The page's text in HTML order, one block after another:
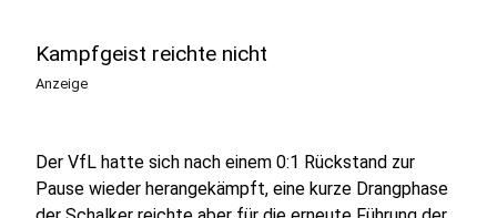
Kampfgeist reichte nicht
Anzeige
Der VfL hatte sich nach einem 0:1 Rückstand zur
Pause wieder herangekämpft, eine kurze Drangphase